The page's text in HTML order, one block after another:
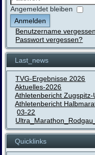
Passwort
Angemeldet bleiben
Anmelden
Benutzername
Passwort vergessen?
Last_news
TVG-Ergebnisse 2026
Aktuelles-2026
Athletenbericht
Athletenbericht
03-22
Quicklinks